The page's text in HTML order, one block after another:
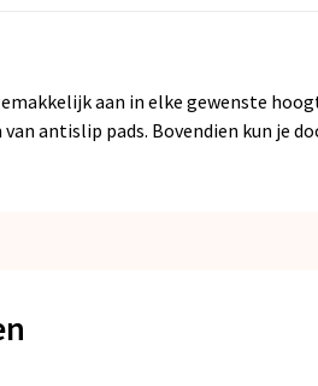
aan in elke gewenste
antislip pads. Bovendien kun je